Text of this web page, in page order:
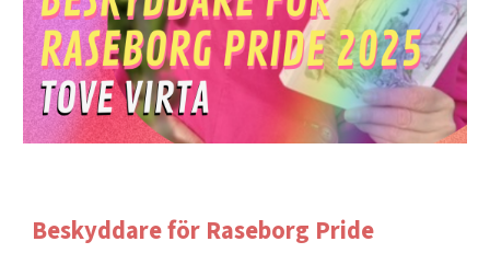
Beskyddare för Raseborg Pride